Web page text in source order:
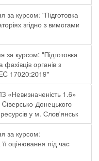
за курсом: "Підготовка
згідно з вимогами
за курсом: "Підготовка
фахівців органів з
17020:2019"
«Невизначеність 1.6»
Донецького
у м. Слов'янськ
за курсом:
оцінювання під час